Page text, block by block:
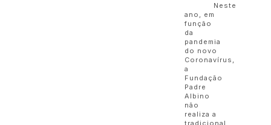
Neste
ano, em
função
da
pandemia
do novo
Coronavírus,
a
Fundação
Padre
Albino
não
realiza a
tradicional